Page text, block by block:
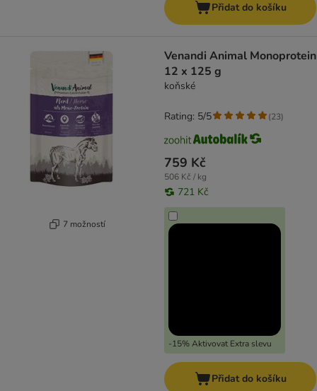
Přidat do košíku
7 možností
Venandi Animal Monoprotein
12 x 125 g
koňské
759 Kč
506 Kč / kg
721 Kč
-15% Aktivovat Extra slevu
Rating: 5/5 (23)
Přidat do košíku